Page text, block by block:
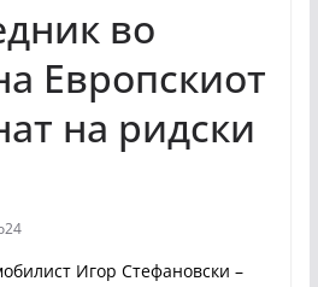
во
Европскиот
на ридски
Игор Стефановски –